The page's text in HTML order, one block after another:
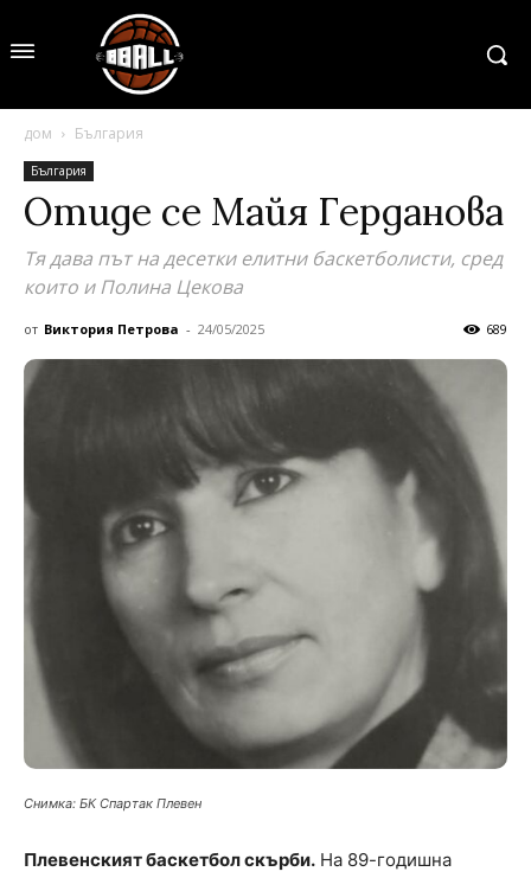
дом България
България
Отиде се Майя Герданова
Тя дава път на десетки елитни баскетболисти, сред
които и Полина Цекова
от Виктория Петрова - 24/05/2025 689
Снимка: БК Спартак Плевен
Плевенският баскетбол скърби. На 89-годишна